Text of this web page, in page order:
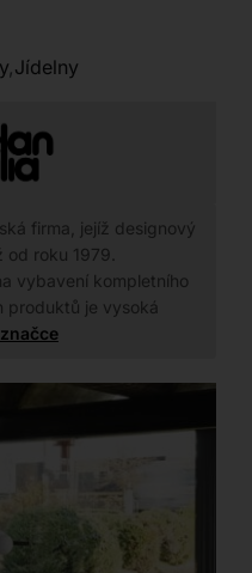
,Jídelny
firma, jejíž designový
roku 1979.
vybavení kompletního
produktů je vysoká